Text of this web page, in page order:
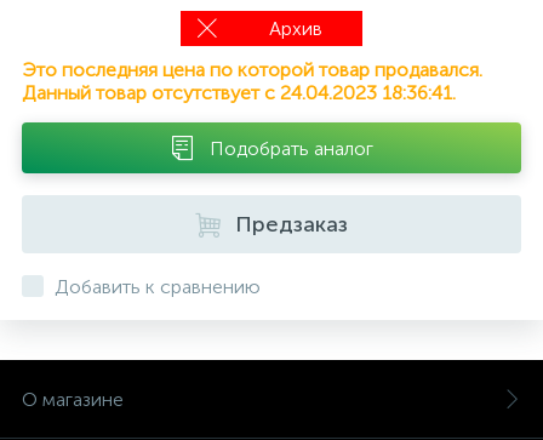
Архив
Это последняя цена по которой товар продавался.
Данный товар отсутствует с 24.04.2023 18:36:41.
Подобрать аналог
Предзаказ
Добавить к сравнению
О магазине